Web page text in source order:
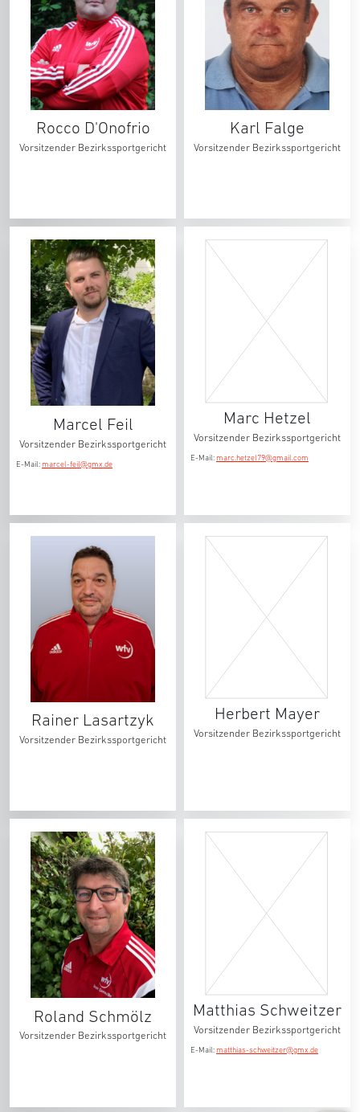
Rocco D'Onofrio
Vorsitzender Bezirkssportgericht
Karl Falge
Vorsitzender Bezirkssportgericht
Marcel Feil
Vorsitzender Bezirkssportgericht
E-Mail: marcel-feil@gmx.de
Marc Hetzel
Vorsitzender Bezirkssportgericht
E-Mail: marc.hetzel79@gmail.com
Rainer Lasartzyk
Vorsitzender Bezirkssportgericht
Herbert Mayer
Vorsitzender Bezirkssportgericht
Roland Schmölz
Vorsitzender Bezirkssportgericht
Matthias Schweitzer
Vorsitzender Bezirkssportgericht
E-Mail: matthias-schweitzer@gmx.de